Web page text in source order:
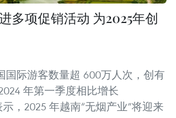
多项促销活动 为2025年创
国际游客数量超 600万人次，创有
年第一季度相比增长
，2025 年越南“无烟产业”将迎来